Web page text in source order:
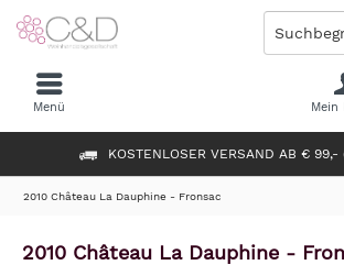
KOSTENLOSER VERSAND AB € 99,-
Mein
Menü
2010 Château La Dauphine - Fronsac
2010 Château La Dauphine -